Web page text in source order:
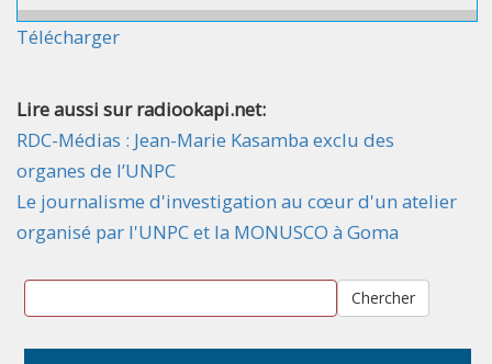
Télécharger
Lire aussi sur radiookapi.net:
RDC-Médias : Jean-Marie Kasamba exclu des
organes de l’UNPC
Le journalisme d'investigation au cœur d'un atelier
organisé par l'UNPC et la MONUSCO à Goma
Chercher